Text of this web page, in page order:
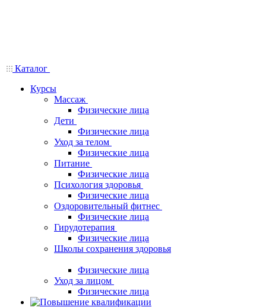
Каталог
Курсы
Массаж
Физические лица
Дети
Физические лица
Уход за телом
Физические лица
Питание
Физические лица
Психология здоровья
Физические лица
Оздоровительный фитнес
Физические лица
Гирудотерапия
Физические лица
Школы сохранения здоровья
Физические лица
Уход за лицом
Физические лица